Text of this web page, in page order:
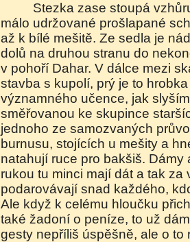
Stezka zase stoupá vzhůru, přechází v dlouhé
málo udržované prošlapané
až k bílé mešitě. Ze sedla je
dolů na druhou stranu do
v pohoří Dahar. V dálce mezi
stavba s kupolí, prý je to
významného učence, jak
směřovanou ke skupince
jednoho ze samozvaných
burnusu, stojících u mešity a
natahují ruce pro bakšiš. Dámy
rukou tu minci mají dát a tak za
podarovávají snad každého,
Ale když k celému hloučku
také žadoní o peníze, to už
gesty nepříliš úspěšně, ale o